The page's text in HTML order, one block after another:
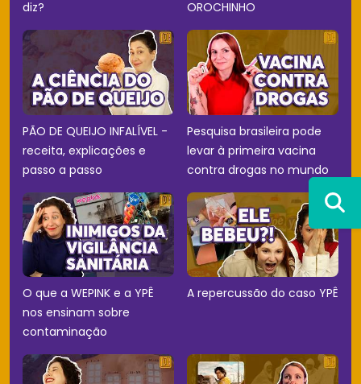
diz? OROCHINHO
PÃO DE QUEIJO INFALÍVEL -
receita, explicações e
passo a passo
Pesquisa brasileira pode
levar à primeira vacina
contra drogas no mundo
O que a WEPINK e a YPÊ
nos ensinam sobre
contaminação
A repercussão do caso YPÊ